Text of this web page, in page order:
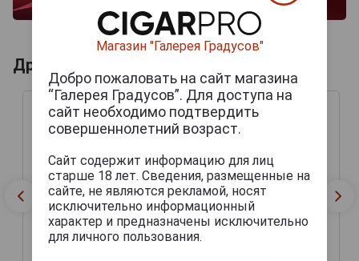
Другие продукты бренда CESKE
Магазин "Галерея Градусов"
Добро пожаловать на сайт магазина
“Галерея Градусов”. Для доступа на
сайт необходимо подтвердить
совершеннолетний возраст.
Сайт содержит информацию для лиц
старше 18 лет. Сведения, размещенные на
сайте, не являются рекламой, носят
исключительно информационный
характер и предназначены исключительно
для личного пользования.